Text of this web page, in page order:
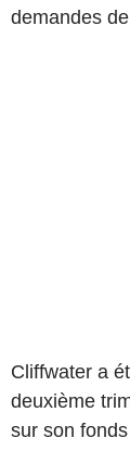
demandes
Cliffwater a
deuxième
sur son